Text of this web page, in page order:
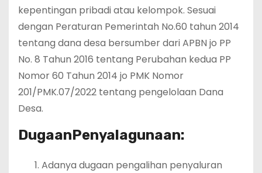
kepentingan pribadi atau kelompok. Sesuai
dengan Peraturan Pemerintah No.60 tahun 2014
tentang dana desa bersumber dari APBN jo PP
No. 8 Tahun 2016 tentang Perubahan kedua PP
Nomor 60 Tahun 2014 jo PMK Nomor
201/PMK.07/2022 tentang pengelolaan Dana
Desa.
DugaanPenyalagunaan:
Adanya dugaan pengalihan penyaluran